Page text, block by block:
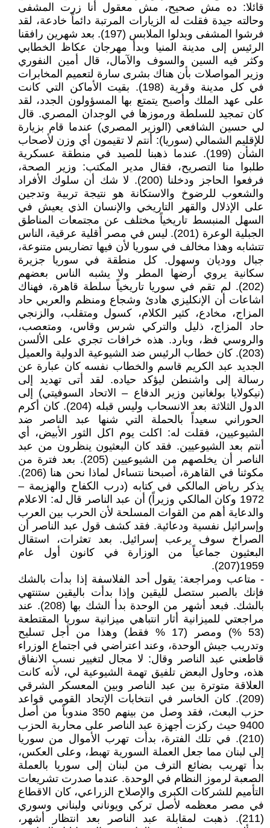
قائلا: ده مش صحيح، مش معقول أنا زرت المشفى
وحالته جيدة فقلت له الزيارات المرتبة دائماً خادعة، لقد
فرشوا المشفى وبدلوا الملابس (197). بعد شهرين رافقنا
الرئيس إلى مدينة المنيا وبدأ مهرجان عكاظ الخطابي
وكثر فيه السين والسوف والآمال، قال أمين النفوري
وزير المواصلات بأن هناك بشرى سارة لتعميم المخابرات
في كل مدينة وقرية (198). بقيت الأماكن التي كانت
على عهد الملك وأصبح يتمتع بها المسؤولون الجدد، لقد
كان تمجيد للسلطة ورموزها في الوجدان المصري. قال
لي حسين الشافعي (الوزير المصري) عندما قام بزيارة
للإقليم الشمالي (سوريا): أنتم لا تقيمون أي وزن لأصحاب
الشأن (199). عندما ذهبنا للصيد في منطقة عسكرية
طلبوا منا التصريح، فقال مدير المكتب: وزير الصحة،
فرفعوا الحاجز ودخلنا (200). لا شك أن سلوك الأفراد
والشعوب للرضوخ والاستكانة هو نتيجة تربية وتدجين
على الإذلال والقهر التاريخي والإنسان الذي يعيش في
السهل المنبسط تاريخياً مختلف عن مجتمعات المناطق
الجبلية الوعرة (201). ليس في مصر أقلية عرقية، الناس
تتشابه وهذا مخالف في سوريا لأن فيها تضاريس متنوعة،
جبال ووديان وسهول. كل منطقة في سوريا جزيرة
سكانية يروي أرضها المطر ولا يشبه الناس بعضهم
(202). لم تقم في سوريا تاريخياً سلطة قاهرة، فهناك
اشاعات أن الإنكليزي هادئ وشجاع ومنظم والعربي حاد
المزاج، مخادع، كثير الكلام، كسول ومتقلب، والزنجي
حاد المزاج، ذليل والتركي شرس وقاس، ومتعصب،
والروسي فظ، وبارد. هذه خرافات تجري على الألسن
(203). كان خطاب الرئيس ضد الشيوعية الدولية والعميل
الجديد عبد الكريم قاسم والخطاب نفسه كان عبارة عن
رسالة إلى واشنطن ليؤكد حياده. لقد أتى تهديد إلى
(نيكولايا بولغانين وزير الدفاع – الاتحاد السوفيتي) إلى
الدول الثلاثة بعد الانسحاب وليس قبله (204). كان أكرم
الحوراني سعيداً بالحملة التي شنها عبد الناصر ضد
الشيوعيين، فقلت له: اكلت يوم اكل الثور الأبيض، أي
أنتم بعد الشيوعيين. فقد كان البعثيون ينظرون من عبد
الناصر أن يخلصهم من الشيوعيين (205). بعد فترة من
مكوثنا في القاهرة، أصبحنا نتساءل لماذا نحن هنا (206).
يذكر رياض المالكي في كتابه (درب الكفاح والهزيمة –
1972 وكان المالكي وزيراً) أن عبد الناصر قال له: الاعلام
والدعاية أهم من القوات المسلحة لأن الحرب بين العرب
وإسرائيل نفسية ودعائية. فقد كشف قول عبد الناصر أن
الصراخ سوف يرعب إسرائيل. بعد تعثرات، استقال
البعثيون جماعياً من الوزارة في كانون أول عام
1959(207).
- متاعب ومراجعة: يقول أحد الفلاسفة إذا بدأت بالشك
فإنك بالصبر ستصل لليقين وإذا بدأت باليقين ستنتهي
بالشك. فبعد أشهر من الوحدة بدأ الشك بها (208). عند
مراجعتي للميزانية أثار انتباهي ميزانية سوريا المقتطعة
(53 %) ومصر (17 % فقط) وهذا من أجل تسليح
وتدريب جيش الوحدة، وعند اعتراضي في اجتماع الوزراء
قاطعني عبد الناصر وقال: لا مجال لتغيير نسب الانفاق
هذه، وحاول البعض تلفيق تهمة الشيوعية لي، لأنه كانت
العلاقة متوترة بين عبد الناصر وبين المعسكر الشرقي
(209). كان الخاسر في انتخابات الإتحاد القومي قواعد
حزب البعث، فقد وصل من بينهم 350 مندوباً من أصل
9400 حيث ركزت أجهزة عبد الناصر على محاربة الحزب
(210). في تلك الفترة، بدأت تهرب الأموال من سوريا
إلى لبنان مما جعل العملة السورية تهبط، وعلى العكس،
بدأ تهريب بضائع الترف من لبنان إلى سوريا بالعملة
الصعبة لرموز النظام في الوحدة. عندما صدرت تشريعات
التأميم للشركات الكبرى والإصلاح الزراعي، كان الاقطاع
في مصر معظمه لأصل تركي ويوناني ولبناني وسوري
(211). ذهبت لمقابلة عبد الناصر بعد انتظار أشهر،